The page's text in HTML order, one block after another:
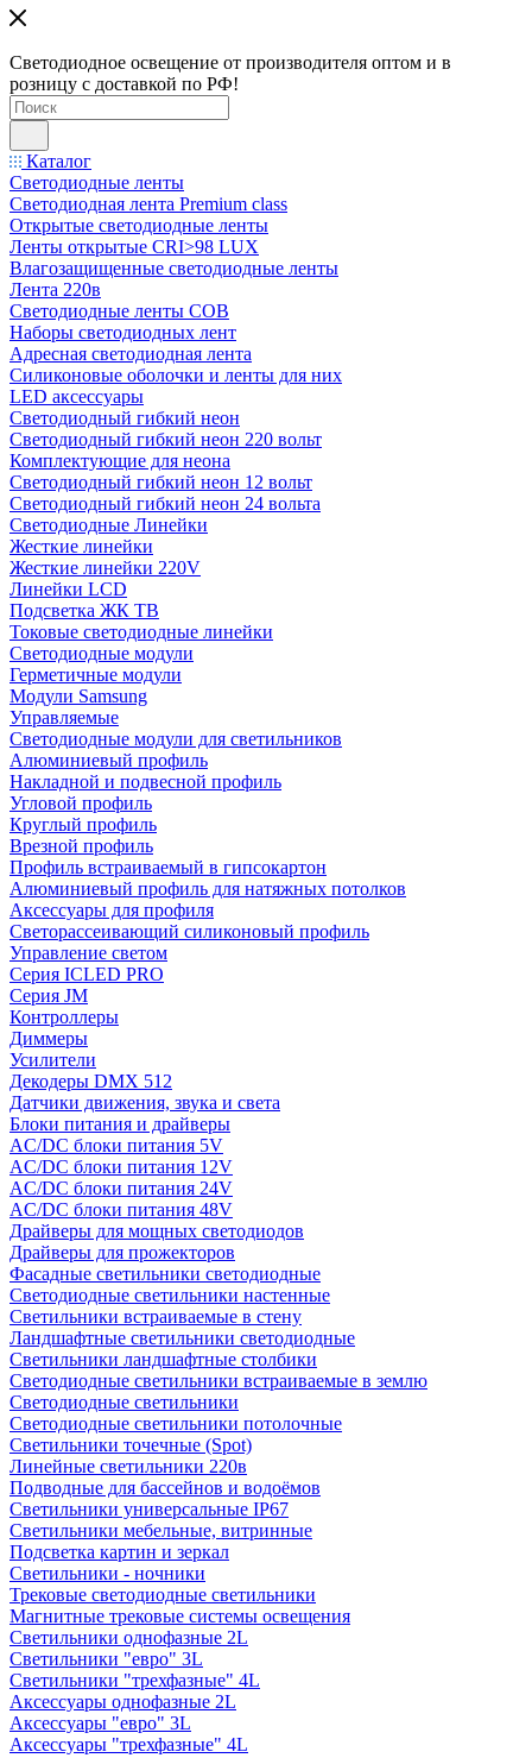
Светодиодное освещение от производителя оптом и в
розницу с доставкой по РФ!
Каталог
Светодиодные ленты
Светодиодная лента Premium class
Открытые светодиодные ленты
Ленты открытые CRI>98 LUX
Влагозащищенные светодиодные ленты
Лента 220в
Светодиодные ленты COB
Наборы светодиодных лент
Адресная светодиодная лента
Силиконовые оболочки и ленты для них
LED аксессуары
Светодиодный гибкий неон
Светодиодный гибкий неон 220 вольт
Комплектующие для неона
Светодиодный гибкий неон 12 вольт
Светодиодный гибкий неон 24 вольта
Светодиодные Линейки
Жесткие линейки
Жесткие линейки 220V
Линейки LCD
Подсветка ЖК ТВ
Токовые светодиодные линейки
Светодиодные модули
Герметичные модули
Модули Samsung
Управляемые
Светодиодные модули для светильников
Алюминиевый профиль
Накладной и подвесной профиль
Угловой профиль
Круглый профиль
Врезной профиль
Профиль встраиваемый в гипсокартон
Алюминиевый профиль для натяжных потолков
Аксессуары для профиля
Светорассеивающий силиконовый профиль
Управление светом
Серия ICLED PRO
Серия JM
Контроллеры
Диммеры
Усилители
Декодеры DMX 512
Датчики движения, звука и света
Блоки питания и драйверы
AC/DC блоки питания 5V
AC/DC блоки питания 12V
AC/DC блоки питания 24V
AC/DC блоки питания 48V
Драйверы для мощных светодиодов
Драйверы для прожекторов
Фасадные светильники светодиодные
Светодиодные светильники настенные
Светильники встраиваемые в стену
Ландшафтные светильники светодиодные
Светильники ландшафтные столбики
Светодиодные светильники встраиваемые в землю
Светодиодные светильники
Светодиодные светильники потолочные
Светильники точечные (Spot)
Линейные светильники 220в
Подводные для бассейнов и водоёмов
Светильники универсальные IP67
Светильники мебельные, витринные
Подсветка картин и зеркал
Светильники - ночники
Трековые светодиодные светильники
Магнитные трековые системы освещения
Светильники однофазные 2L
Светильники "евро" 3L
Светильники "трехфазные" 4L
Аксессуары однофазные 2L
Аксессуары "евро" 3L
Аксессуары "трехфазные" 4L